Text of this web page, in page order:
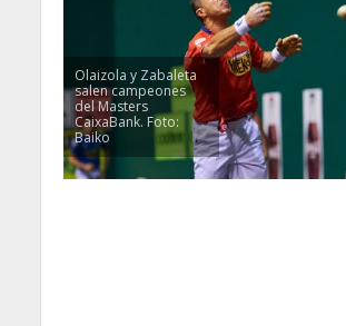
Olaizola y Zabaleta
salen campeones
del Masters
CaixaBank. Foto:
Baiko